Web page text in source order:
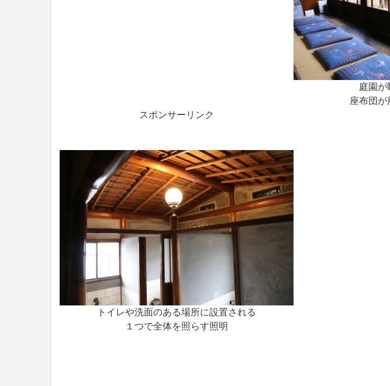
スポンサーリンク
庭園が
座布団が
トイレや洗面のある場所に設置される
１つで全体を照らす照明